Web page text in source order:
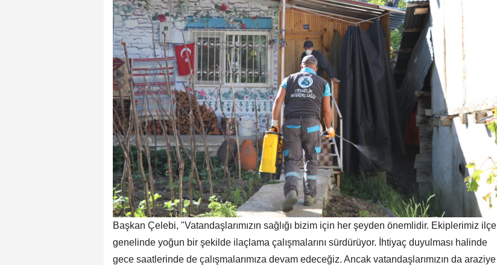
Başkan Çelebi, "Vatandaşlarımızın sağlığı bizim için her şeyden önemlidir. Ekiplerimiz ilçe
genelinde yoğun bir şekilde ilaçlama çalışmalarını sürdürüyor. İhtiyaç duyulması halinde
gece saatlerinde de çalışmalarımıza devam edeceğiz. Ancak vatandaşlarımızın da araziye